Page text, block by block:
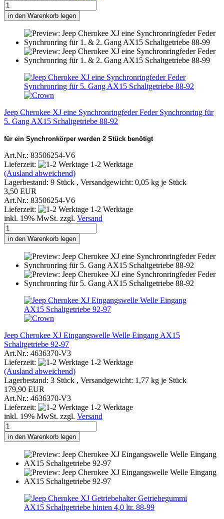
in den Warenkorb legen
Jeep Cherokee XJ eine Synchronringfeder Feder Synchronring für
5. Gang AX15 Schaltgetriebe 88-92
für ein Synchronkörper werden 2 Stück benötigt
Art.Nr.: 83506254-V6
Lieferzeit:
1-2 Werktage
(Ausland abweichend)
Lagerbestand: 9 Stück , Versandgewicht: 0,05 kg je Stück
3,50 EUR
Art.Nr.: 83506254-V6
Lieferzeit:
1-2 Werktage
inkl. 19% MwSt. zzgl. Versand
in den Warenkorb legen
Jeep Cherokee XJ Eingangswelle Welle Eingang AX15
Schaltgetriebe 92-97
Art.Nr.: 4636370-V3
Lieferzeit:
1-2 Werktage
(Ausland abweichend)
Lagerbestand: 3 Stück , Versandgewicht: 1,77 kg je Stück
179,90 EUR
Art.Nr.: 4636370-V3
Lieferzeit:
1-2 Werktage
inkl. 19% MwSt. zzgl. Versand
in den Warenkorb legen